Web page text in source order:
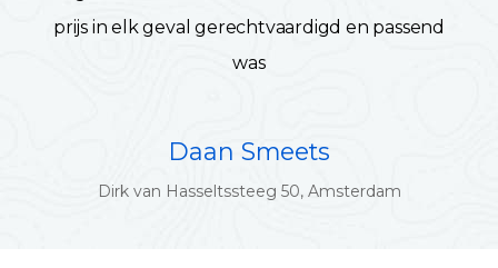
prijs in elk geval gerechtvaardigd en passend
was
Daan Smeets
Dirk van Hasseltssteeg 50, Amsterdam